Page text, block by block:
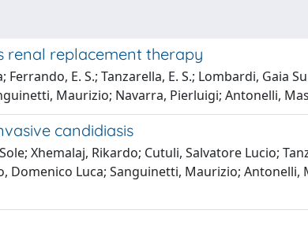
renal replacement therapy
E. S.; Tanzarella, E. S.; Lombardi, Gaia
Maurizio; Navarra, Pierluigi; Antonelli,
candidiasis
Xhemalaj, Rikardo; Cutuli, Salvatore Lucio;
Luca; Sanguinetti, Maurizio; Antonelli,